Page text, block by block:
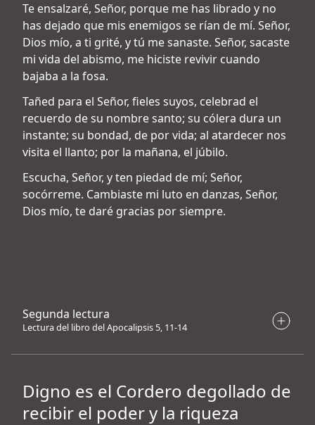
Te ensalzaré, Señor, porque me has librado y no
has dejado que mis enemigos se rían de mí. Señor,
Dios mío, a ti grité, y tú me sanaste. Señor, sacaste
mi vida del abismo, me hiciste revivir cuando
bajaba a la fosa.
Tañed para el Señor, fieles suyos, celebrad el
recuerdo de su nombre santo; su cólera dura un
instante; su bondad, de por vida; al atardecer nos
visita el llanto; por la mañana, el júbilo.
Escucha, Señor, y ten piedad de mí; Señor,
socórreme. Cambiaste mi luto en danzas, Señor,
Dios mío, te daré gracias por siempre.
Segunda lectura
Lectura del libro del Apocalipsis 5, 11-14
Digno es el Cordero degollado de
recibir el poder y la riqueza